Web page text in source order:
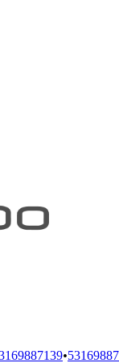
•